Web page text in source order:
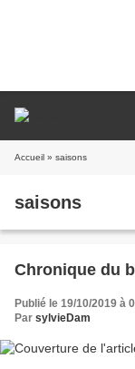
Accueil » saisons
saisons
Chronique du
Publié le 19/10/2019 à
Par sylvieDam